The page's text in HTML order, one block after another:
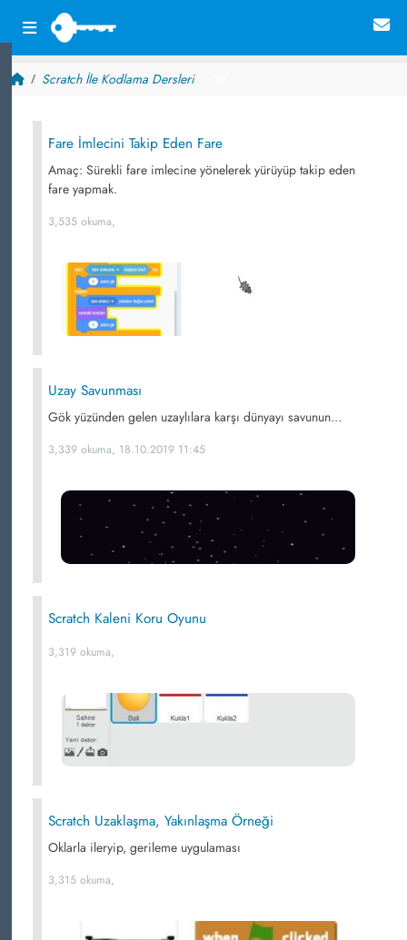
Scratch İle Kodlama Dersleri
Fare İmlecini Takip Eden Fare
Amaç: Sürekli fare imlecine yönelerek yürüyüp takip eden
fare yapmak.
3,535 okuma,
Uzay Savunması
Gök yüzünden gelen uzaylılara karşı dünyayı savunun...
3,339 okuma, 18.10.2019 11:45
Scratch Kaleni Koru Oyunu
3,319 okuma,
Scratch Uzaklaşma, Yakınlaşma Örneği
Oklarla ileryip, gerileme uygulaması
3,315 okuma,